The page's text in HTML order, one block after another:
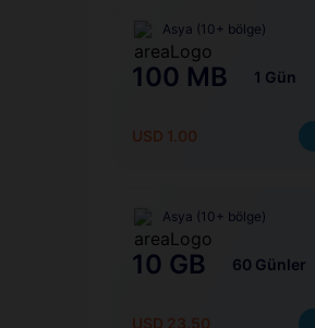
Asya (10+ bölge)
100 MB 1 Gün
USD 1.00
Asya (10+ bölge)
10 GB 60 Günler
USD 23.50